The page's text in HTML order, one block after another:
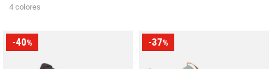
4 colores
-40% -37%